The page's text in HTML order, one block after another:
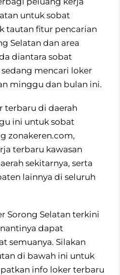
untuk sobat
tautan fitur pencarian
Selatan dan area
diantara sobat
mencari loker
minggu dan bulan ini.
terbaru di daerah
ini untuk sobat
zonakeren.com,
terbaru kawasan
sekitarnya, serta
lainnya di seluruh
Sorong Selatan terkini
dapat
semuanya. Silakan
di bawah ini untuk
info loker terbaru